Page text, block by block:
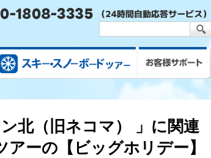
旅行/ツアー スキー&スノボツアー
北（旧ネコマ） 」に関連
ーの【ビッグホリデー】